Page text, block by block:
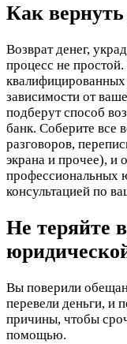
Как
Возврат денег,
процесс не
зависимости от
подберут способ
банк. Соберите все
разговоров,
экрана и прочее), и
профессиональных
консультацией по
Не теряйте
Вы поверили
перевели деньги, и
причины, чтобы
помощью.